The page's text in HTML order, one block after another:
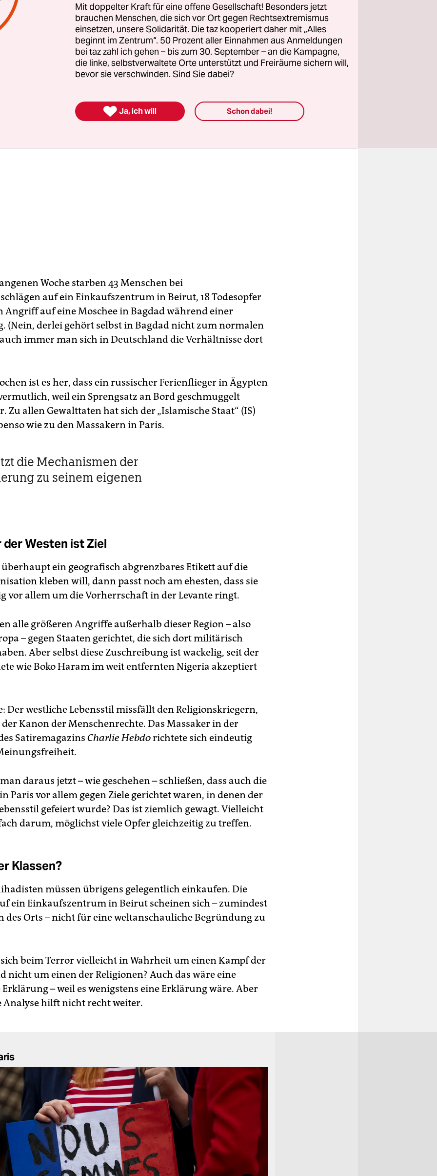
die Freiheitsrechte des Westens waren.
stärkt das Gemeinschaftsgefühl und die Bereitschaft
auf dem Kontinent. Aber sie ist vermutlich falsch.
Kampf gegen den Terrorismus wäre leichter zu führen,
Woche starben 43 Menschen bei
auf ein Einkaufszentrum in Beirut, 18 Todesopfer
Angriff auf eine Moschee in Bagdad während einer
(Nein, derlei gehört selbst in Bagdad nicht zum normalen
immer man sich in Deutschland die Verhältnisse dort
ist es her, dass ein russischer Ferienflieger in Ägypten
weil ein Sprengsatz an Bord geschmuggelt
Zu allen Gewalttaten hat sich der „Islamische Staat“ (IS)
wie zu den Massakern in Paris.
die Mechanismen der
zu seinem eigenen
der Westen ist Ziel
ein geografisch abgrenzbares Etikett auf die
kleben will, dann passt noch am ehesten, dass sie
vor allem um die Vorherrschaft in der Levante ringt.
alle größeren Angriffe außerhalb dieser Region – also
– gegen Staaten gerichtet, die sich dort militärisch
Aber selbst diese Zuschreibung ist wackelig, seit der
wie Boko Haram im weit entfernten Nigeria akzeptiert
Der westliche Lebensstil missfällt den Religionskriegern,
der Kanon der Menschenrechte. Das Massaker in der
Satiremagazins Charlie Hebdorichtete sich eindeutig
daraus jetzt – wie geschehen – schließen, dass auch die
Paris vor allem gegen Ziele gerichtet waren, in denen der
gefeiert wurde? Das ist ziemlich gewagt. Vielleicht
darum, möglichst viele Opfer gleichzeitig zu treffen.
Klassen?
müssen übrigens gelegentlich einkaufen. Die
ein Einkaufszentrum in Beirut scheinen sich – zumindest
des Orts – nicht für eine weltanschauliche Begründung zu
beim Terror vielleicht in Wahrheit um einen Kampf der
nicht um einen der Religionen? Auch das wäre eine
– weil es wenigstens eine Erklärung wäre. Aber
Analyse hilft nicht recht weiter.
Mit doppelter Kraft für eine offene Gesellschaft! Besonders jetzt
brauchen Menschen, die sich vor Ort gegen Rechtsextremismus
einsetzen, unsere Solidarität. Die taz kooperiert daher mit „Alles
beginnt im Zentrum“. 50 Prozent aller Einnahmen aus Anmeldungen
bei taz zahl ich gehen – bis zum 30. September – an die Kampagne,
die linke, selbstverwaltete Orte unterstützt und Freiräume sichern will,
bevor sie verschwinden. Sind Sie dabei?
 Ja, ich will Schon dabei!